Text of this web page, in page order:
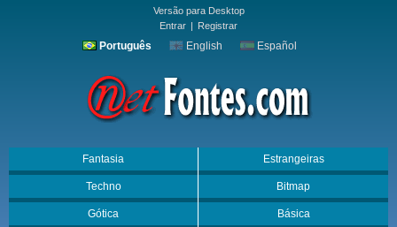
Versão para Desktop
Entrar | Registrar
Português English Español
Fantasia Estrangeiras
Techno Bitmap
Gótica Básica